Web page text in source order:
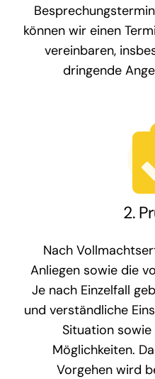
können wir einen
vereinbaren,
dringende
2.
Nach
Anliegen sowie die
Je nach Einzelfall
und verständliche
Situation
Möglichkeiten.
Vorgehen wird